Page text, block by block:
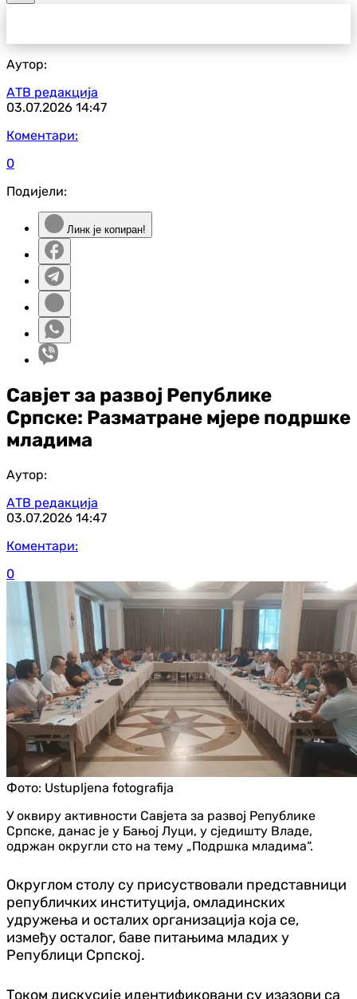
Аутор:
АТВ редакција
03.07.2026 14:47
Коментари:
0
Подијели:
Линк је копиран!
Савјет за развој Републике
Српске: Разматране мјере подршке
младима
Аутор:
АТВ редакција
03.07.2026 14:47
Коментари:
0
Фото: Ustupljena fotografija
У оквиру активности Савјета за развој Републике
Српске, данас је у Бањој Луци, у сједишту Владе,
одржан округли сто на тему „Подршка младима“.
Округлом столу су присуствовали представници
републичких институција, омладинских
удружења и осталих организација која се,
између осталог, баве питањима младих у
Републици Српској.
Током дискусије идентификовани су изазови са